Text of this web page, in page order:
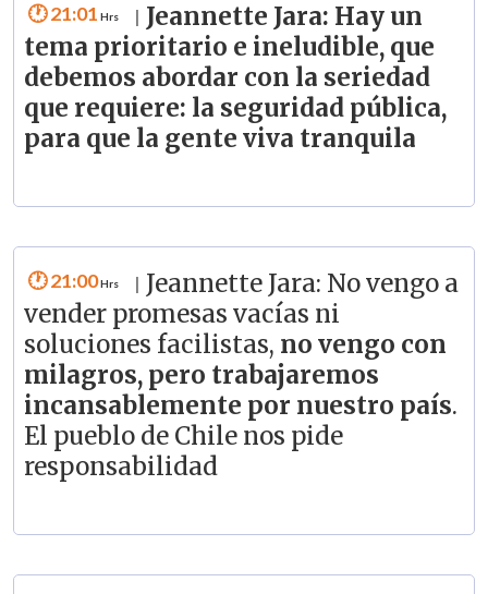
21:01
Jeannette Jara: Hay un
tema prioritario e ineludible, que
debemos abordar con la seriedad
que requiere: la seguridad pública,
para que la gente viva tranquila
21:00
Jeannette Jara: No vengo a
vender promesas vacías ni
soluciones facilistas, no vengo con
milagros, pero trabajaremos
incansablemente por nuestro país.
El pueblo de Chile nos pide
responsabilidad